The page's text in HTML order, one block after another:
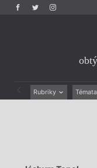
Rubriky Témata